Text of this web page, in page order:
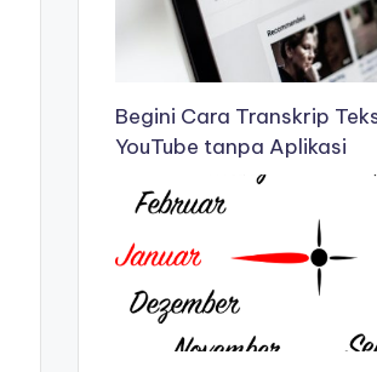
Begini Cara Transkrip
YouTube tanpa Aplikasi